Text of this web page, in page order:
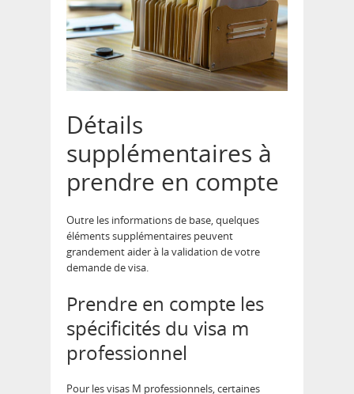
Détails
supplémentaires à
prendre en compte
Outre les informations de base, quelques
éléments supplémentaires peuvent
grandement aider à la validation de votre
demande de visa.
Prendre en compte les
spécificités du visa m
professionnel
Pour les visas M professionnels, certaines